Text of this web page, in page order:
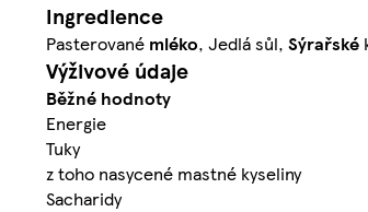
Ingredience
Pasterované mléko, Jedlá sůl, Sýrařské
Výživové údaje
Běžné hodnoty
Energie
Tuky
z toho nasycené mastné kyseliny
Sacharidy